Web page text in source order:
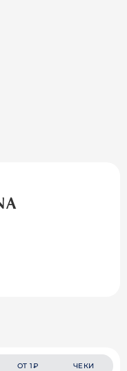
ОТ 1₽ ЧЕКИ